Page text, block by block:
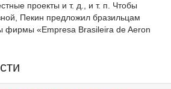
проекты и т. д., и т. п. Чтобы
Пекин предложил бразильцам
фирмы «Empresa Brasileira de Aeron